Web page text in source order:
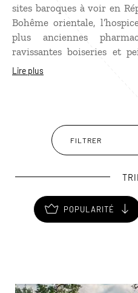
sites baroques à voir en
Bohême orientale,
plus anciennes
ravissantes boiseries et
mortiers, des pots en
Matyas Bernard Braun,
alentours où vous
même la roche,
Lire plus
FILTRER
POPULARITÉ